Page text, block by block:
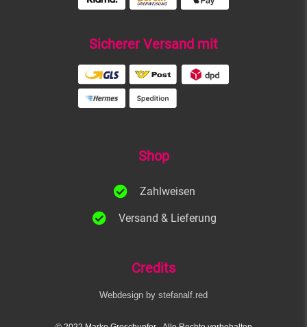
Sicherer Versand mit
Shop
Zahlweisen
Versand & Lieferung
Credits
Webdesign by stefanalf.red